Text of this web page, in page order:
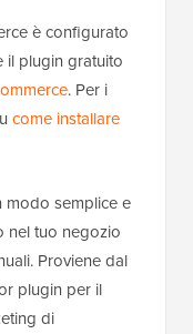
è configurato
il plugin gratuito
. Per i
come installare
semplice e
nel tuo negozio
Proviene dal
plugin per il
di